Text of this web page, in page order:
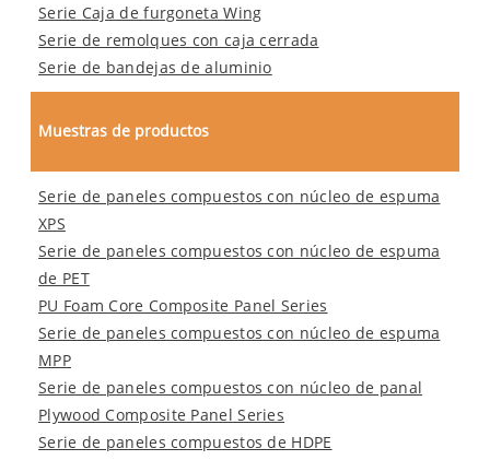
Serie Caja de furgoneta Wing
Serie de remolques con caja cerrada
Serie de bandejas de aluminio
Muestras de productos
Serie de paneles compuestos con núcleo de espuma
XPS
Serie de paneles compuestos con núcleo de espuma
de PET
PU Foam Core Composite Panel Series
Serie de paneles compuestos con núcleo de espuma
MPP
Serie de paneles compuestos con núcleo de panal
Plywood Composite Panel Series
Serie de paneles compuestos de HDPE